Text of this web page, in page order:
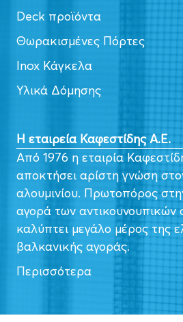
Deck προϊόντα
Θωρακισμένες Πόρτες
Inox Κάγκελα
Υλικά Δόμησης
Η εταιρεία Καφεστίδης Α.Ε.
Από 1976 η εταιρία
αποκτήσει αρίστη γνώση
αλουμινίου. Πρωτοπόρος
αγορά των αντικουνουπικών
καλύπτει μεγάλο μέρος της
βαλκανικής αγοράς.
Περισσότερα